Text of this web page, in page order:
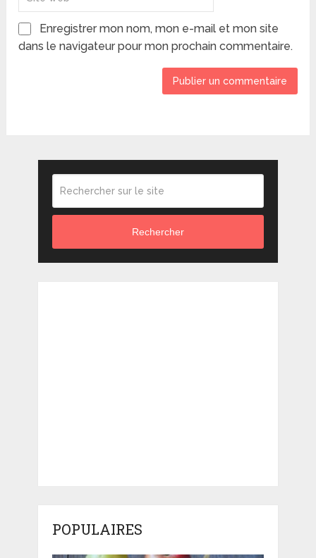
Enregistrer mon nom, mon e-mail et mon site
dans le navigateur pour mon prochain commentaire.
Rechercher
POPULAIRES